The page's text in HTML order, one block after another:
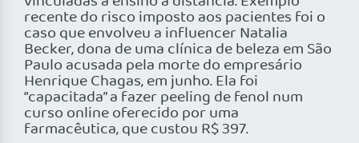
recente do risco imposto aos pacientes foi o
caso que envolveu a influencer Natalia
Becker, dona de uma clínica de beleza em São
Paulo acusada pela morte do empresário
Henrique Chagas, em junho. Ela foi
“capacitada” a fazer peeling de fenol num
curso online oferecido por uma
farmacêutica, que custou R$ 397.